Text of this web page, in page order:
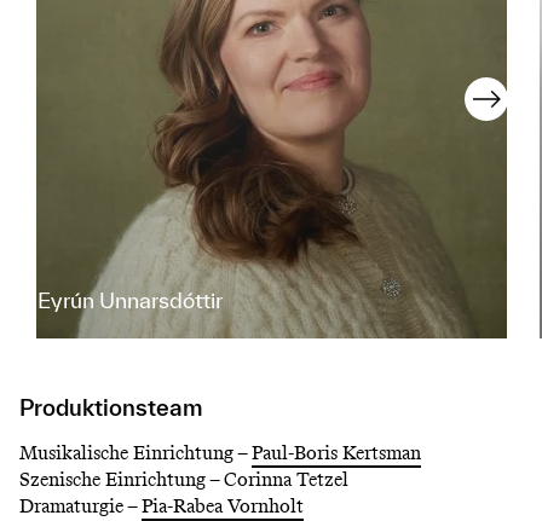
Eyrún Unnarsdóttir
Produktionsteam
Musikalische Einrichtung –Paul-Boris Kertsman
Szenische Einrichtung –Corinna Tetzel
Dramaturgie –Pia-Rabea Vornholt